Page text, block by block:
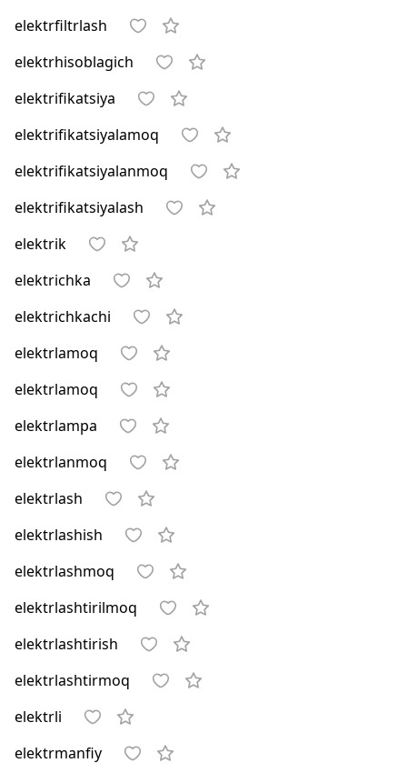
elektrfiltrlash
elektrhisoblagich
elektrifikatsiya
elektrifikatsiyalamoq
elektrifikatsiyalanmoq
elektrifikatsiyalash
elektrik
elektrichka
elektrichkachi
elektrlamoq
elektrlamoq
elektrlampa
elektrlanmoq
elektrlash
elektrlashish
elektrlashmoq
elektrlashtirilmoq
elektrlashtirish
elektrlashtirmoq
elektrli
elektrmanfiy